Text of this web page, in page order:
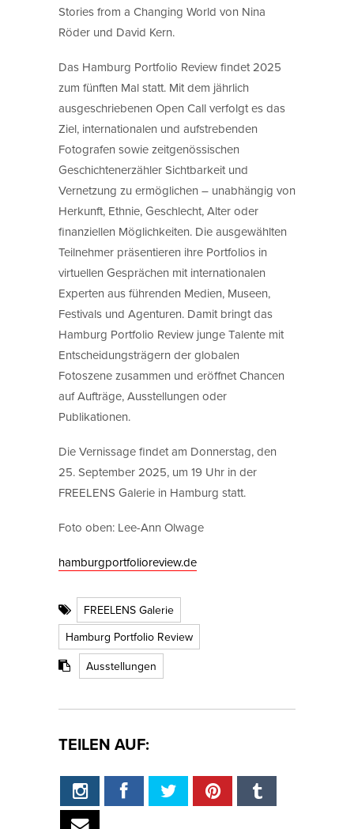
Stories from a Changing World von Nina
Röder und David Kern.
Das Hamburg Portfolio Review findet 2025
zum fünften Mal statt. Mit dem jährlich
ausgeschriebenen Open Call verfolgt es das
Ziel, internationalen und aufstrebenden
Fotografen sowie zeitgenössischen
Geschichtenerzähler Sichtbarkeit und
Vernetzung zu ermöglichen – unabhängig von
Herkunft, Ethnie, Geschlecht, Alter oder
finanziellen Möglichkeiten. Die ausgewählten
Teilnehmer präsentieren ihre Portfolios in
virtuellen Gesprächen mit internationalen
Experten aus führenden Medien, Museen,
Festivals und Agenturen. Damit bringt das
Hamburg Portfolio Review junge Talente mit
Entscheidungsträgern der globalen
Fotoszene zusammen und eröffnet Chancen
auf Aufträge, Ausstellungen oder
Publikationen.
Die Vernissage findet am Donnerstag, den
25. September 2025, um 19 Uhr in der
FREELENS Galerie in Hamburg statt.
Foto oben: Lee-Ann Olwage
hamburgportfolioreview.de
FREELENS Galerie
Hamburg Portfolio Review
Ausstellungen
TEILEN AUF: